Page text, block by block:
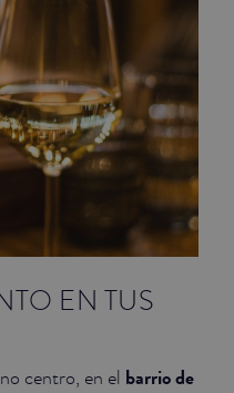
EN TUS
centro, en el barrio de